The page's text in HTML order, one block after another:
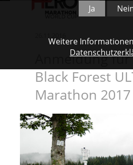
Anmeldung für
Black Forest
Marathon
Ja
Weitere